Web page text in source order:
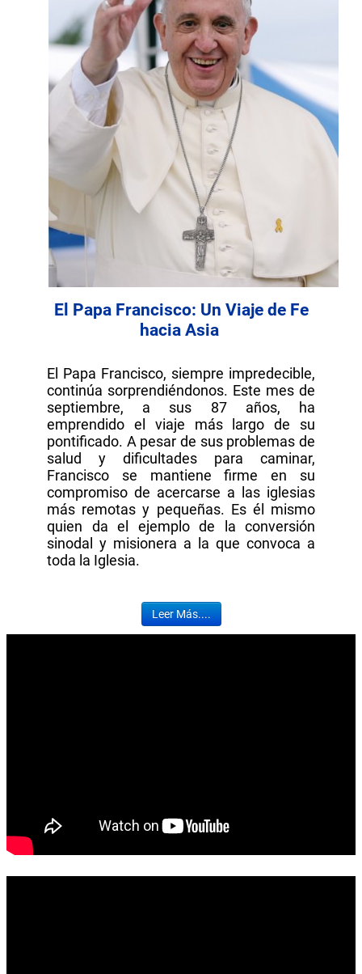
El Papa Francisco: Un Viaje de Fe
hacia Asia
El Papa Francisco, siempre impredecible,
continúa sorprendiéndonos. Este mes de
septiembre, a sus 87 años, ha
emprendido el viaje más largo de su
pontificado. A pesar de sus problemas de
salud y dificultades para caminar,
Francisco se mantiene firme en su
compromiso de acercarse a las iglesias
más remotas y pequeñas. Es él mismo
quien da el ejemplo de la conversión
sinodal y misionera a la que convoca a
toda la Iglesia.
Leer Más....